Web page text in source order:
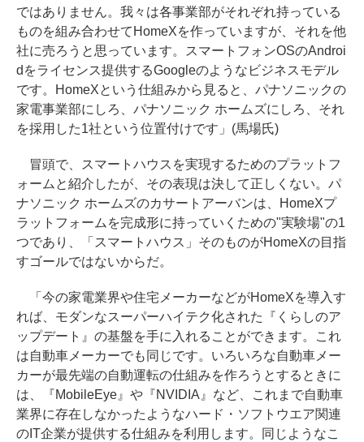
ではありません。我々は各事業部がそれぞれ持っている
ものを組み合わせてHomeXを作っていますが、それを他
社に売ろうと思っています。スマートフォンOSのAndroi
dをライセンス提供するGoogleのようなビジネスモデル
です。HomeXという仕組みから見ると、パナソニックの
家電事業部にしろ、パナソニック ホームズにしろ、それ
を採用した1社という位置付けです」(馬場氏)
冒頭で、スマートハウスを実現するためのプラットフ
ォームと紹介したが、その表現は決して正しくない。パ
ナソニック ホームズのカサートアーバンは、HomeXプ
ラットフォームを完成形に持っていくための"実験場"の1
つであり、「スマートハウス」そのものがHomeXの目指
すゴールではないからだ。
「今の家電業界や住宅メーカーなどがHomeXを導入す
れば、モダンなスーパーハイテク化された『くらしのア
ップデート』の基盤を手に入れることができます。これ
は自動車メーカーでも同じです。いろいろな自動車メー
カーが最先端の自動運転の仕組みを作ろうとするときに
は、『MobileEye』や『NVIDIA』など、これまで自動車
業界に存在しなかったようなハード・ソフトウエア関連
のIT企業が提供する仕組みを利用します。同じようなこ